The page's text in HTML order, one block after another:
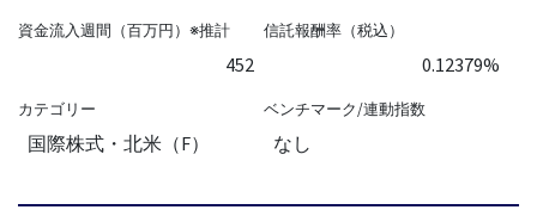
資金流入週間（百万円）※推計
452
信託報酬率（税込）
0.12379%
カテゴリー
国際株式・北米（F）
ベンチマーク/連動指数
なし